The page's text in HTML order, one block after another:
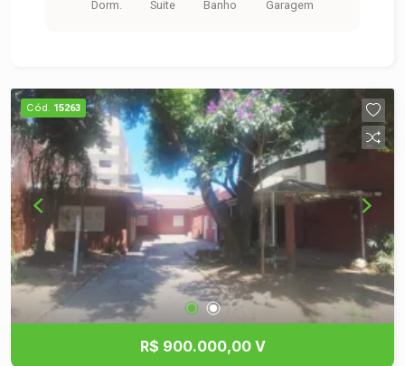
Dorm. Suite Banho Garagem
Cód. 15263
R$ 900.000,00 V